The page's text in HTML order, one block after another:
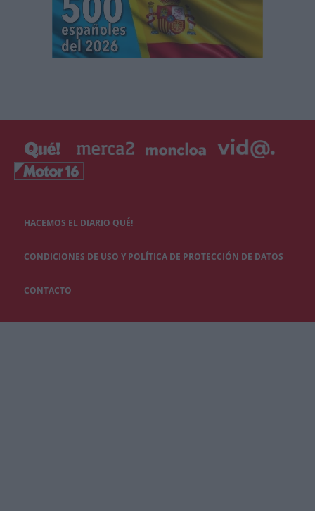
HACEMOS EL DIARIO QUÉ!
CONDICIONES DE USO Y POLÍTICA DE PROTECCIÓN DE DATOS
CONTACTO